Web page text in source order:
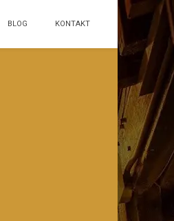
BLOG KONTAKT